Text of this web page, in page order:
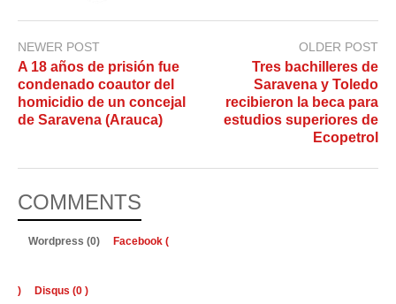
NEWER POST
A 18 años de prisión fue
condenado coautor del
homicidio de un concejal
de Saravena (Arauca)
OLDER POST
Tres bachilleres de
Saravena y Toledo
recibieron la beca para
estudios superiores de
Ecopetrol
COMMENTS
Wordpress (0) Facebook (
) Disqus (0 )